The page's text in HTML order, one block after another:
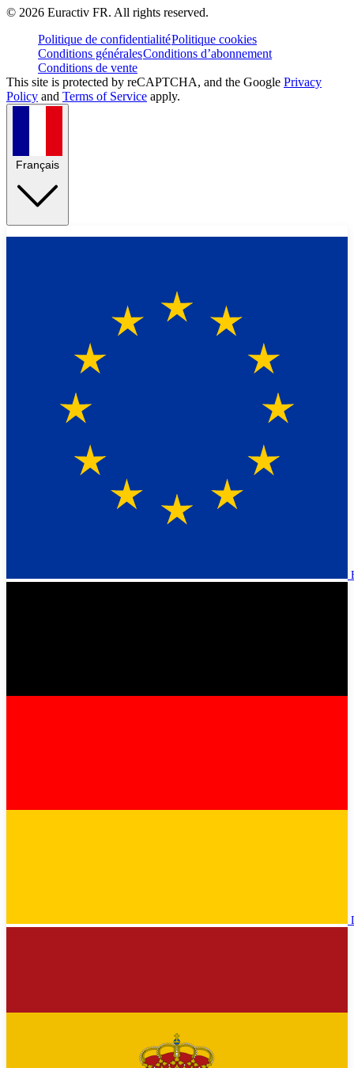
© 2026 Euractiv FR. All rights reserved.
Politique de confidentialitéPolitique cookies
Conditions généralesConditions d’abonnement
Conditions de vente
This site is protected by reCAPTCHA, and the Google Privacy
Policy and Terms of Service apply.
Français